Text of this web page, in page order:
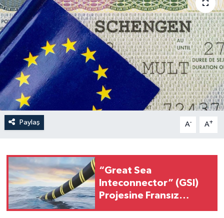
Paylaş A- A+
“Great Sea
Inteconnector” (GSI)
Projesine Fransız